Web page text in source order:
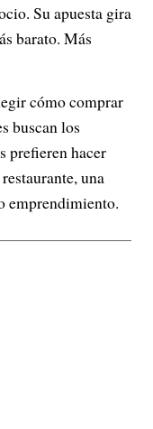
Su apuesta gira
barato. Más
cómo comprar
buscan los
prefieren hacer
una
emprendimiento.